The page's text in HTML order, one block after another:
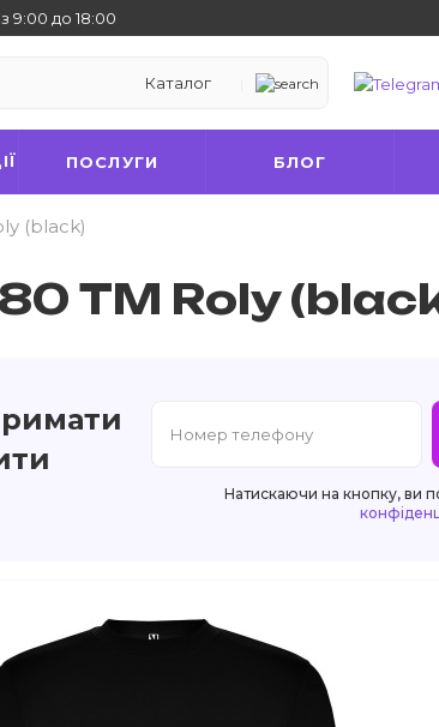
9:00 до 18:00
Каталог
ПОСЛУГИ БЛОГ
(black)
ТМ Roly
Натискаючи на кнопку, ви